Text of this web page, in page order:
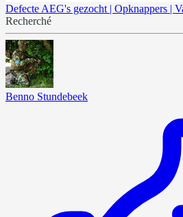
Defecte AEG's gezocht | Opknappers |
Recherché
Benno Stundebeek